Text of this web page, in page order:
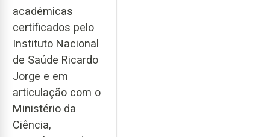
académicas
certificados pelo
Instituto Nacional
de Saúde Ricardo
Jorge e em
articulação com o
Ministério da
Ciência,